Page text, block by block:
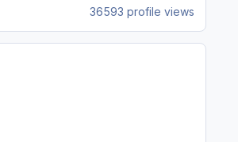
36593 profile views